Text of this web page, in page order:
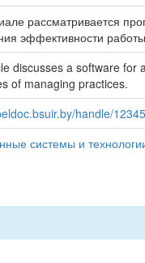
рассматривается
эффективности
discusses a software for
of managing practices.
handle/
системы и